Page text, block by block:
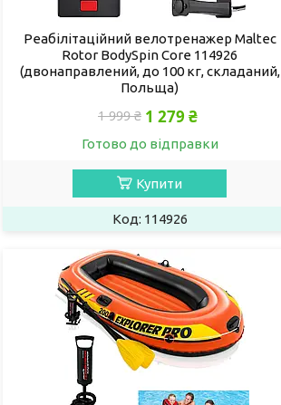
Реабілітаційний велотренажер Maltec
Rotor BodySpin Core 114926
(двонаправлений, до 100 кг, складаний,
Польща)
1 999 ₴ 1 279 ₴
Готово до відправки
Купити
114926